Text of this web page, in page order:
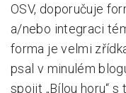
OSV, doporučuje
a/nebo integraci
forma je velmi
psal v minulém
spojit „Bílou horu“